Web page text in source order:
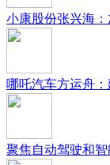
小康股份张兴海
哪吒汽车方运舟
聚焦自动驾驶和